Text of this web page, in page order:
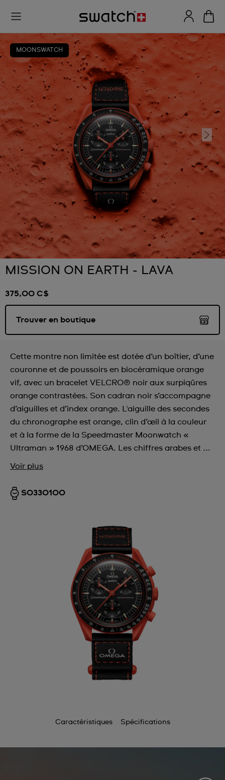
MOONSWATCH
MISSION ON EARTH - LAVA
375,00 C$
Trouver en boutique
Cette montre non limitée est dotée d’un boîtier, d’une
couronne et de poussoirs en biocéramique orange
vif, avec un bracelet VELCRO® noir aux surpiqûres
orange contrastées. Son cadran noir s’accompagne
d’aiguilles et d’index orange. L'aiguille des secondes
du chronographe est orange, clin d’œil à la couleur
et à la forme de la Speedmaster Moonwatch «
Ultraman » 1968 d’OMEGA. Les chiffres arabes et ...
Voir plus
SO33O100
Caractéristiques Spécifications